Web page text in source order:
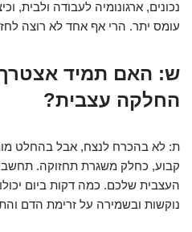
נכונים, ארגונומיה לעבודה ולבית,
עומס יתר. הרי אף אחד לא רוצה
ש: האם תמיד אצטרך
החלקה עצבית?
ת: לא בהכרח לנצח, אבל בהחלט
קבוע, כחלק משגרת תחזוקה.
העצבית שלכם. כמה דקות ביום
נוקשות ובשמירה על זרימת הדם